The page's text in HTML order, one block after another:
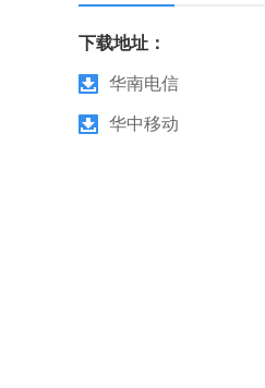
下载地址：
华南电信
华中移动